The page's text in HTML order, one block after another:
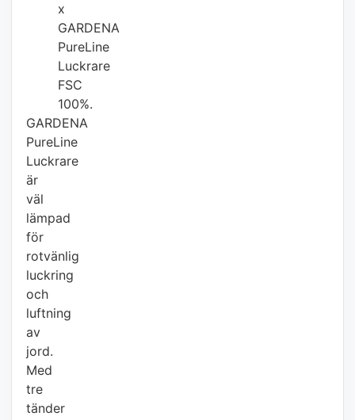
x
GARDENA
PureLine
Luckrare
FSC
100%.
GARDENA
PureLine
Luckrare
är
väl
lämpad
för
rotvänlig
luckring
och
luftning
av
jord.
Med
tre
tänder